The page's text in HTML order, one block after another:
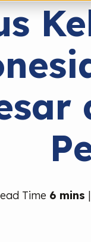
Time 6 mins